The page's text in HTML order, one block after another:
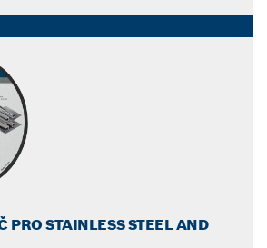
PRO STAINLESS STEEL AND